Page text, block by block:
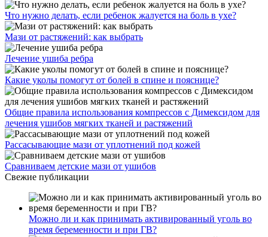
Что нужно делать, если ребенок жалуется на боль в ухе?
Мази от растяжений: как выбрать
Лечение ушиба ребра
Какие уколы помогут от болей в спине и пояснице?
Общие правила использования компрессов с Димексидом для
лечения ушибов мягких тканей и растяжений
Рассасывающие мази от уплотнений под кожей
Сравниваем детские мази от ушибов
Свежие публикации
Можно ли и как принимать активированный уголь во
время беременности и при ГВ?